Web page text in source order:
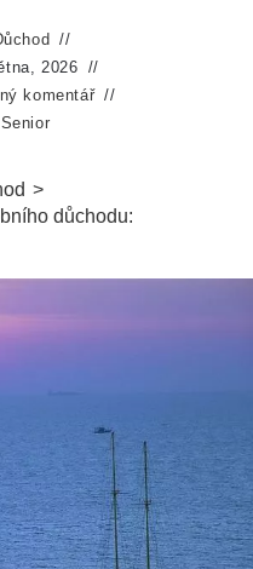
2026
komentář
>
důchodu: Vliv na